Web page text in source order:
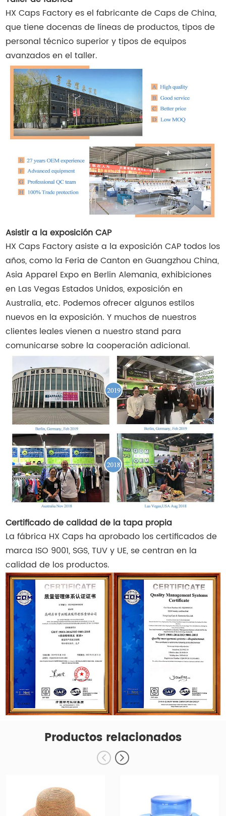
HX Caps Factory es el fabricante de Caps de China,
que tiene docenas de líneas de productos, tipos de
personal técnico superior y tipos de equipos
avanzados en el taller.
Asistir a la exposición CAP
HX Caps Factory asiste a la exposición CAP todos los
años, como la Feria de Canton en Guangzhou China,
Asia Apparel Expo en Berlin Alemania, exhibiciones
en Las Vegas Estados Unidos, exposición en
Australia, etc. Podemos ofrecer algunos estilos
nuevos en la exposición. Y muchos de nuestros
clientes leales vienen a nuestro stand para
comunicarse sobre la cooperación adicional.
Certificado de calidad de la tapa propia
La fábrica HX Caps ha aprobado los certificados de
marca ISO 9001, SGS, TUV y UE, se centran en la
calidad de los productos.
Productos relacionados